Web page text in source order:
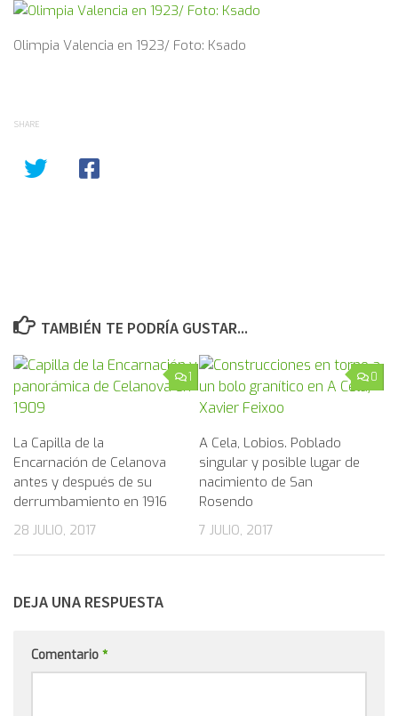
Olimpia Valencia en 1923/ Foto: Ksado
SHARE
TAMBIÉN TE PODRÍA GUSTAR...
1
La Capilla de la
Encarnación de Celanova
antes y después de su
derrumbamiento en 1916
28 JULIO, 2017
0
A Cela, Lobios. Poblado
singular y posible lugar de
nacimiento de San
Rosendo
7 JULIO, 2017
DEJA UNA RESPUESTA
Comentario *